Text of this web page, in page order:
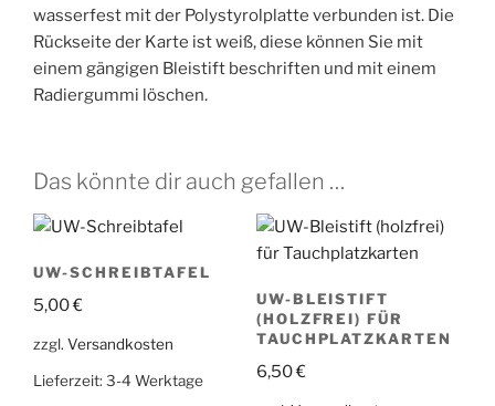
wasserfest mit der Polystyrolplatte verbunden ist. Die
Rückseite der Karte ist weiß, diese können Sie mit
einem gängigen Bleistift beschriften und mit einem
Radiergummi löschen.
Das könnte dir auch gefallen …
UW-SCHREIBTAFEL
5,00€
zzgl. Versandkosten
Lieferzeit: 3-4 Werktage
UW-BLEISTIFT
(HOLZFREI) FÜR
TAUCHPLATZKARTEN
6,50€